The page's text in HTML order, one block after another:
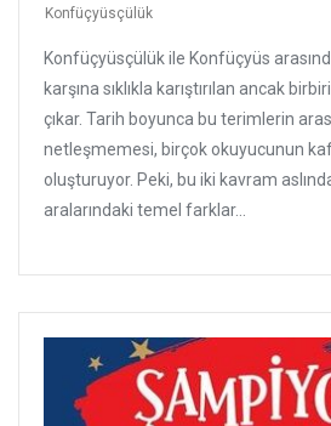
Konfüçyüsçülük
Konfüçyüsçülük ile Konfüçyüs
karşına sıklıkla karıştırılan ancak
çıkar. Tarih boyunca bu terimlerin
netleşmemesi, birçok okuyucunun
oluşturuyor. Peki, bu iki kavram
aralarındaki temel farklar...